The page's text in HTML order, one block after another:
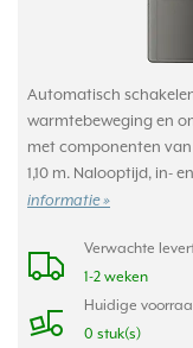
Automatisch
warmtebeweging en
met componenten
1,10 m. Nalooptijd, in-
informatie »
Verwachte
1-2 weken
Huidige
0 stuk(s)